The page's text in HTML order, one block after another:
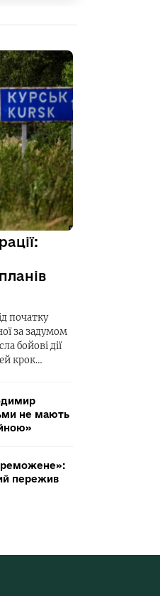
початку
за задумом
бойові дії
крок…
не мають
пережив